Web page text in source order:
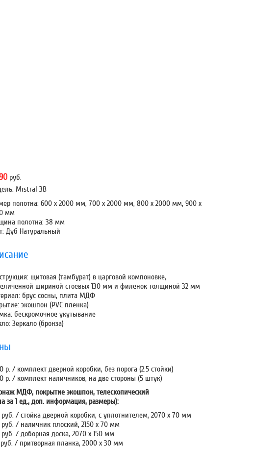
руб.
Mistral 3B
полотна: 600 х 2000 мм, 700 х 2000 мм, 800 х 2000 мм, 900 х
мм
полотна: 38 мм
Дуб Натуральный
щитовая (тамбурат) в царговой компоновке,
шириной стоевых 130 мм и филенок толщиной 32 мм
брус сосны, плита МДФ
экошпон (PVC пленка)
бескромочное укутывание
Зеркало (бронза)
р. / комплект дверной коробки, без порога (2.5 стойки)
р. / комплект наличников, на две стороны (5 штук)
МДФ, покрытие экошпон, телескопический
за 1 ед., доп. информация, размеры):
/ стойка дверной коробки, c уплотнителем, 2070 х 70 мм
/ наличник плоский, 2150 х 70 мм
/ доборная доска, 2070 х 150 мм
/ притворная планка, 2000 х 30 мм